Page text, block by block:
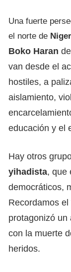
Una fuerte
el norte de
Boko Haran
van desde el
hostiles, a
aislamiento,
educación y el
Hay otros
yihadista, que
democráticos,
Recordamos
protagonizó un
con la muerte
heridos.